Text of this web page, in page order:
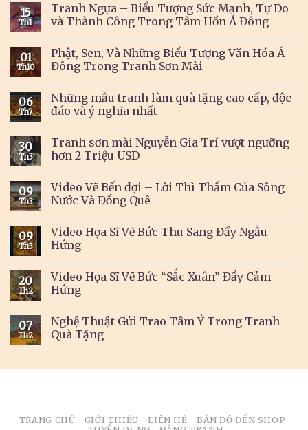
15
Th1
Tranh Ngựa – Biểu Tượng Sức Mạnh, Tự Do
và Thành Công Trong Tâm Hồn Á Đông
01
Th10
Phật, Sen, Và Những Biểu Tượng Văn Hóa Á
Đông Trong Tranh Sơn Mài
06
Th7
Những mẫu tranh làm quà tặng cao cấp, độc
đáo và ý nghĩa nhất
30
Th3
Tranh sơn mài Nguyễn Gia Trí vượt ngưỡng
hơn 2 Triệu USD
09
Th3
Video Vẽ Bến đợi – Lời Thì Thầm Của Sông
Nước Và Đồng Quê
09
Th3
Video Họa Sĩ Vẽ Bức Thu Sang Đầy Ngẫu
Hứng
20
Th2
Video Họa Sĩ Vẽ Bức “Sắc Xuân” Đầy Cảm
Hứng
07
Th2
Nghệ Thuật Gửi Trao Tâm Ý Trong Tranh
Quà Tặng
TRANG CHỦ GIỚI THIỆU LIÊN HỆ
BẢN ĐỒ ĐẾN SHOP